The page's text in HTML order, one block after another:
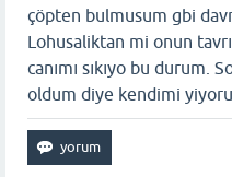
çöpten bulmusum gbi
Lohusaliktan mi onun
canımı sıkıyo bu durum.
oldum diye kendimi